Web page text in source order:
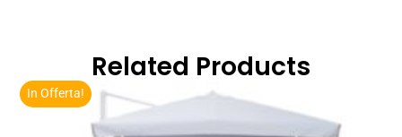
Related Products
In Offerta!